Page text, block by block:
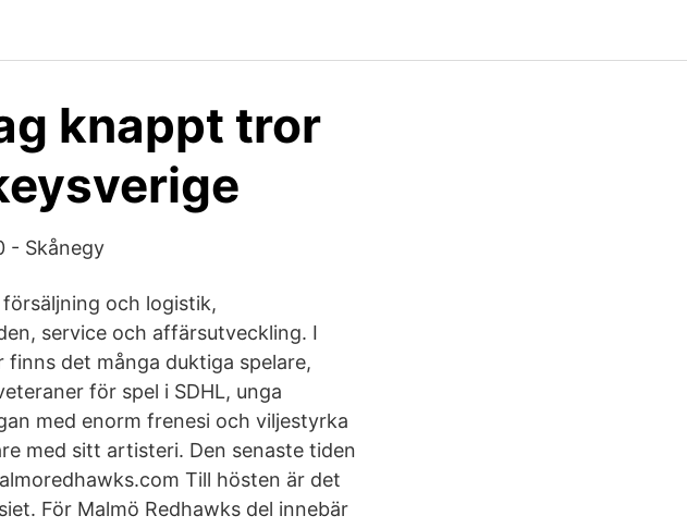
knappt tror
- Skånegy
och logistik,
service och affärsutveckling. I
finns det många duktiga spelare,
för spel i SDHL, unga
med enorm frenesi och viljestyrka
med sitt artisteri. Den senaste tiden
Till hösten är det
För Malmö Redhawks del innebär